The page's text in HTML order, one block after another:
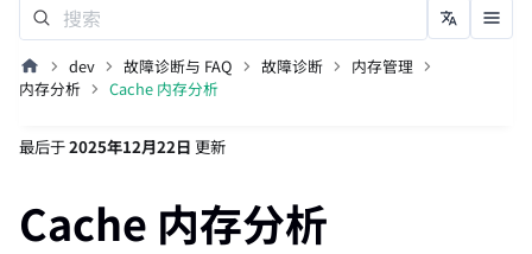
dev 故障诊断与 FAQ 故障诊断
内存管理
内存分析
Cache 内存分析
最后于2025年12月22日 更新
Cache 内存分析